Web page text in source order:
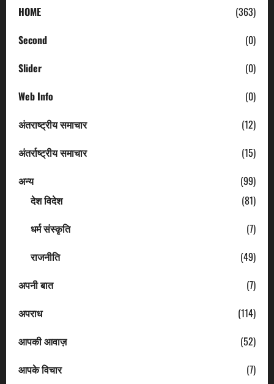
HOME
(363)
Second
(0)
Slider
(0)
Web Info
(0)
अंतराष्ट्रीय समाचार
(12)
अंतर्राष्ट्रीय समाचार
(15)
अन्य
(99)
देश विदेश
(81)
धर्म संस्कृति
(7)
राजनीति
(49)
अपनी बात
(7)
अपराध
(114)
आपकी आवाज़
(52)
आपके विचार
(7)